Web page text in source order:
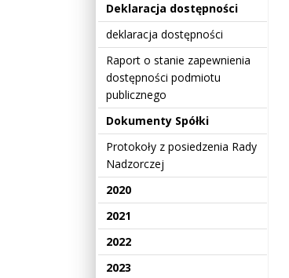
Deklaracja dostępności
deklaracja dostępności
Raport o stanie zapewnienia
dostępności podmiotu
publicznego
Dokumenty Spółki
Protokoły z posiedzenia Rady
Nadzorczej
2020
2021
2022
2023